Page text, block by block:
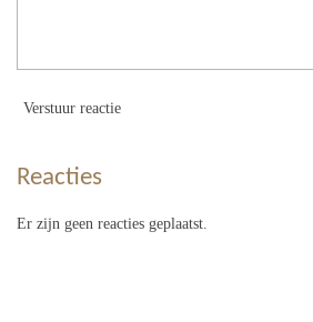
Verstuur reactie
Reacties
Er zijn geen reacties geplaatst.